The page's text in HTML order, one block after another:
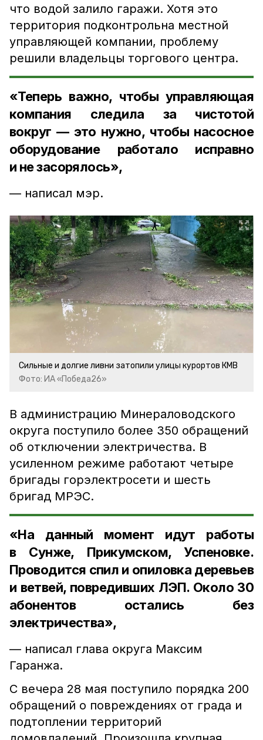
что водой залило гаражи. Хотя это
территория подконтрольна местной
управляющей компании, проблему
решили владельцы торгового центра.
«Теперь важно, чтобы управляющая
компания следила за чистотой
вокруг — это нужно, чтобы насосное
оборудование работало исправно
и не засорялось»,
— написал мэр.
Сильные и долгие ливни затопили улицы курортов КМВ
Фото: ИА «Победа26»
В администрацию Минераловодского
округа поступило более 350 обращений
об отключении электричества. В
усиленном режиме работают четыре
бригады горэлектросети и шесть
бригад МРЭС.
«На данный момент идут работы
в Сунже, Прикумском, Успеновке.
Проводится спил и опиловка деревьев
и ветвей, повредивших ЛЭП. Около 30
абонентов остались без
электричества»,
— написал глава округа Максим
Гаранжа.
С вечера 28 мая поступило порядка 200
обращений о повреждениях от града и
подтоплении территорий